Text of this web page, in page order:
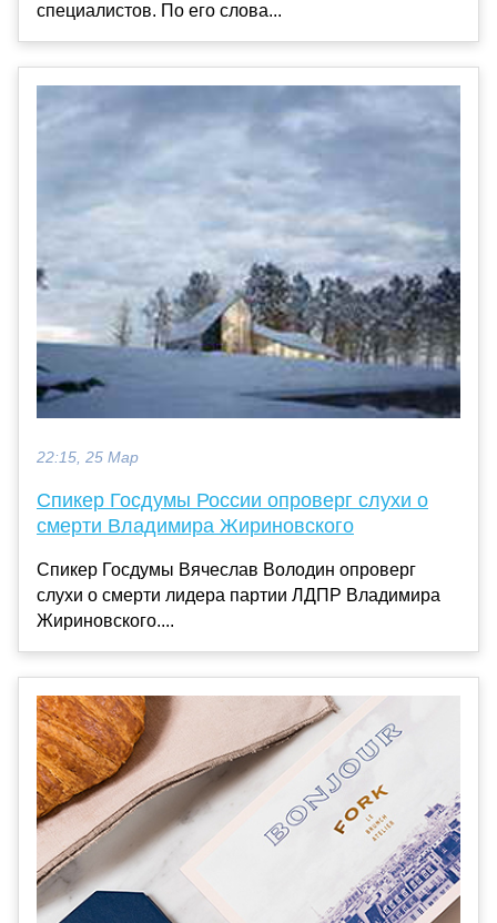
специалистов. По его слова...
22:15, 25 Мар
Спикер Госдумы России опроверг слухи о
смерти Владимира Жириновского
Спикер Госдумы Вячеслав Володин опроверг
слухи о смерти лидера партии ЛДПР Владимира
Жириновского....